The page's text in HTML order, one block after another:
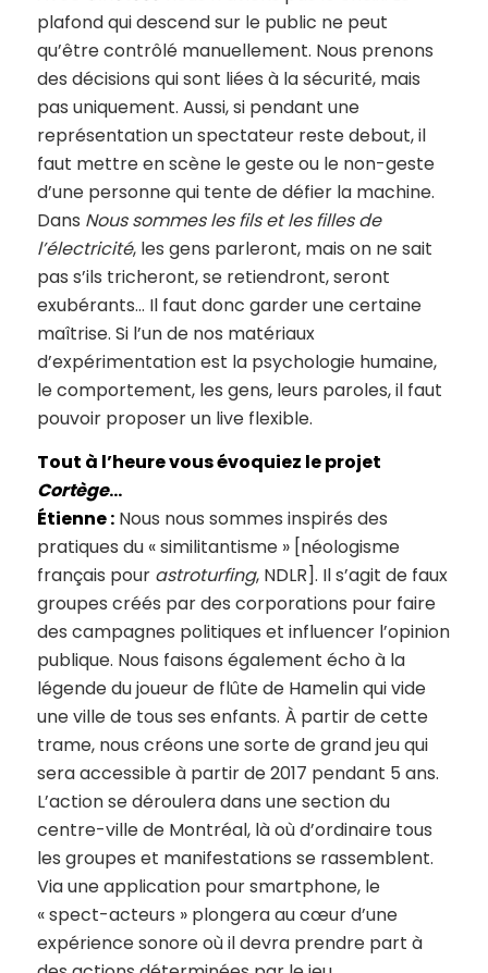
plafond qui descend sur le public ne peut
qu’être contrôlé manuellement. Nous prenons
des décisions qui sont liées à la sécurité, mais
pas uniquement. Aussi, si pendant une
représentation un spectateur reste debout, il
faut mettre en scène le geste ou le non-geste
d’une personne qui tente de défier la machine.
Dans Nous sommes les fils et les filles de
l’électricité, les gens parleront, mais on ne sait
pas s’ils tricheront, se retiendront, seront
exubérants… Il faut donc garder une certaine
maîtrise. Si l’un de nos matériaux
d’expérimentation est la psychologie humaine,
le comportement, les gens, leurs paroles, il faut
pouvoir proposer un live flexible.
Tout à l’heure vous évoquiez le projet
Cortège…
Étienne :Nous nous sommes inspirés des
pratiques du « similitantisme » [néologisme
français pour astroturfing, NDLR]. Il s’agit de faux
groupes créés par des corporations pour faire
des campagnes politiques et influencer l’opinion
publique. Nous faisons également écho à la
légende du joueur de flûte de Hamelin qui vide
une ville de tous ses enfants. À partir de cette
trame, nous créons une sorte de grand jeu qui
sera accessible à partir de 2017 pendant 5 ans.
L’action se déroulera dans une section du
centre-ville de Montréal, là où d’ordinaire tous
les groupes et manifestations se rassemblent.
Via une application pour smartphone, le
« spect-acteurs » plongera au cœur d’une
expérience sonore où il devra prendre part à